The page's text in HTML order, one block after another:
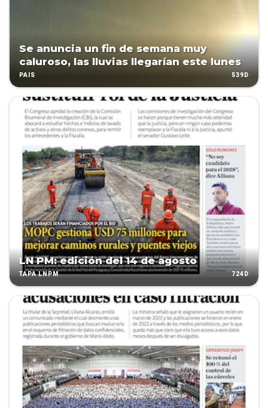
Se anuncia un fin de semana muy
caluroso, las lluvias llegarían este lunes
PAÍS 539D
LN PM: edición del 14 de agosto
TAPA LNPM 724D